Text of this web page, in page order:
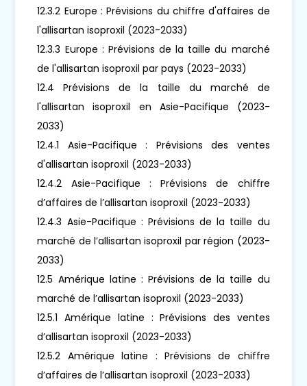
12.3.2 Europe : Prévisions du chiffre d'affaires de
l'allisartan isoproxil (2023-2033)
12.3.3 Europe : Prévisions de la taille du marché
de l'allisartan isoproxil par pays (2023-2033)
12.4 Prévisions de la taille du marché de
l'allisartan isoproxil en Asie-Pacifique (2023-
2033)
12.4.1 Asie-Pacifique : Prévisions des ventes
d'allisartan isoproxil (2023-2033)
12.4.2 Asie-Pacifique : Prévisions de chiffre
d’affaires de l’allisartan isoproxil (2023-2033)
12.4.3 Asie-Pacifique : Prévisions de la taille du
marché de l’allisartan isoproxil par région (2023-
2033)
12.5 Amérique latine : Prévisions de la taille du
marché de l’allisartan isoproxil (2023-2033)
12.5.1 Amérique latine : Prévisions des ventes
d’allisartan isoproxil (2023-2033)
12.5.2 Amérique latine : Prévisions de chiffre
d’affaires de l’allisartan isoproxil (2023-2033)